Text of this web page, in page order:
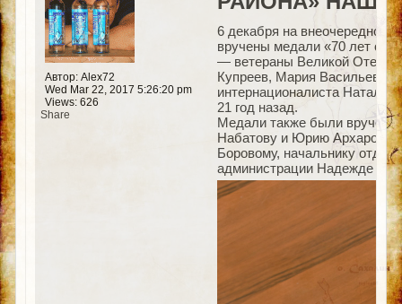
Автор: Alex72
Wed Mar 22, 2017 5:26:20 pm
Views: 626
Share
6 декабря на внеочередной
вручены медали «70 лет
— ветераны Великой
Купреев, Мария Васильева.
интернационалиста
21 год назад.
Медали также были
Набатову и Юрию Архарову,
Боровому, начальнику
администрации Надежде